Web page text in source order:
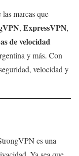
marcas que
, ExpressVPN,
de velocidad
y más. Con
velocidad y
es una